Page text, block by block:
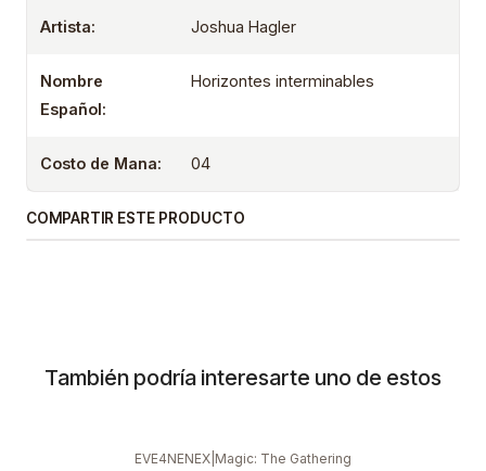
Artista: Joshua Hagler
Nombre
Español:
Horizontes interminables
Costo de Mana: 04
COMPARTIR ESTE PRODUCTO
También podría interesarte uno de estos
EVE4NENEX Magic: The Gathering